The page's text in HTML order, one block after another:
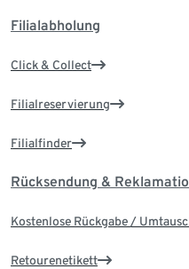
Filialabholung
Click & Collect
Filialreservierung
Filialfinder
Rücksendung &
Kostenlose Rückgabe /
Retourenetikett